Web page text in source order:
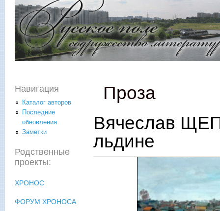
Проза
Вячеслав
льдине
Навигация
Каталог авторов
Последние
обновления
Заметки
Родственные
проекты:
ХРОНОС
ФОРУМ ХРОНОСА